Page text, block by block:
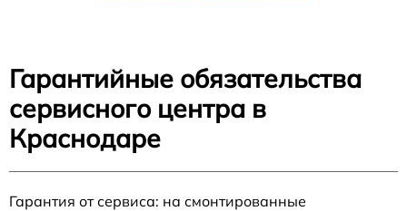
Гарантийные обязательства
сервисного центра в
Краснодаре
Гарантия от сервиса: на смонтированные